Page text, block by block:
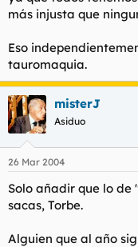
más injusta que
Eso
tauromaquia.
misterJ
Asiduo
26 Mar 2004
Solo añadir que lo de
sacas, Torbe.
Alguien que al año